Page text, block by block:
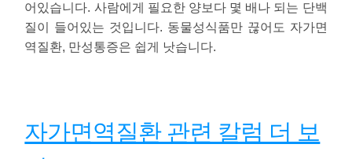
어있습니다. 사람에게 필요한 양보다 몇 배나 되는 단백
질이 들어있는 것입니다. 동물성식품만 끊어도 자가면
역질환, 만성통증은 쉽게 낫습니다.
자가면역질환 관련 칼럼 더 보